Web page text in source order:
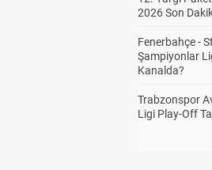
2026 Son
Fenerbahçe -
Şampiyonlar
Kanalda?
Trabzonspor
Ligi Play-Off